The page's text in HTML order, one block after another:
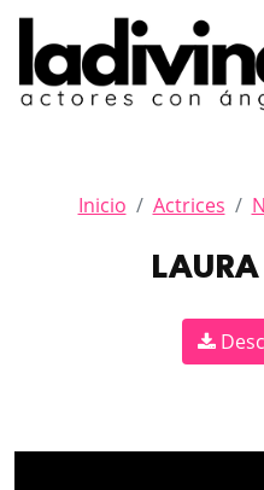
Inicio Actrices